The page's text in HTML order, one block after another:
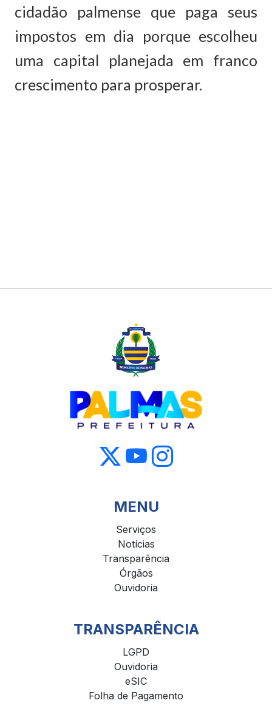
cidadão palmense que paga seus
impostos em dia porque escolheu
uma capital planejada em franco
crescimento para prosperar.
MENU
Serviços
Notícias
Transparência
Órgãos
Ouvidoria
TRANSPARÊNCIA
LGPD
Ouvidoria
eSIC
Folha de Pagamento